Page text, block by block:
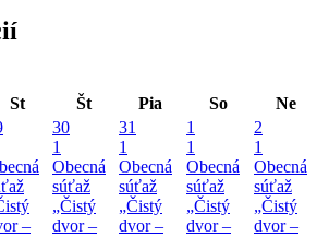
St Št Pia So
Ne
–
30
1
Obecná
súťaž
„Čistý
dvor –
31
1
Obecná
súťaž
„Čistý
dvor –
1
1
Obecná
súťaž
„Čistý
dvor –
2
1
Obecná
súťaž
„Čistý
dvor –